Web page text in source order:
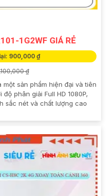
1G2WF GIÁ RẺ
900,000 ₫
₫
một sản phẩm hiện đại và tiên
phân giải Full HD 1080P,
sắc nét và chất lượng cao